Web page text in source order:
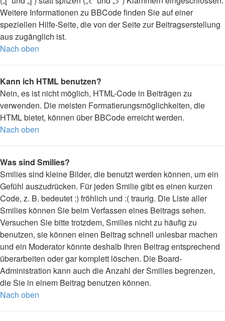
Weitere Informationen zu BBCode finden Sie auf einer
speziellen Hilfe-Seite, die von der Seite zur Beitragserstellung
aus zugänglich ist.
Nach oben
Kann ich HTML benutzen?
Nein, es ist nicht möglich, HTML-Code in Beiträgen zu
verwenden. Die meisten Formatierungsmöglichkeiten, die
HTML bietet, können über BBCode erreicht werden.
Nach oben
Was sind Smilies?
Smilies sind kleine Bilder, die benutzt werden können, um ein
Gefühl auszudrücken. Für jeden Smilie gibt es einen kurzen
Code, z. B. bedeutet :) fröhlich und :( traurig. Die Liste aller
Smilies können Sie beim Verfassen eines Beitrags sehen.
Versuchen Sie bitte trotzdem, Smilies nicht zu häufig zu
benutzen, sie können einen Beitrag schnell unlesbar machen
und ein Moderator könnte deshalb Ihren Beitrag entsprechend
überarbeiten oder gar komplett löschen. Die Board-
Administration kann auch die Anzahl der Smilies begrenzen,
die Sie in einem Beitrag benutzen können.
Nach oben